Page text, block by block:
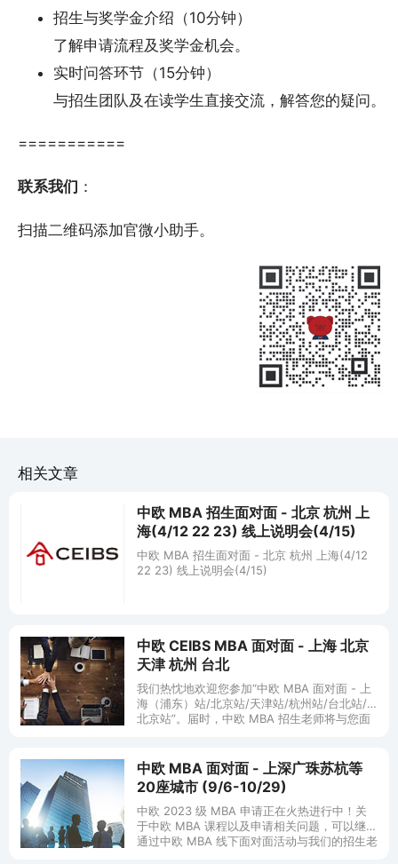
招生与奖学金介绍（10分钟）
了解申请流程及奖学金机会。
实时问答环节（15分钟）
与招生团队及在读学生直接交流，解答您的疑问。
===========
联系我们 ：
扫描二维码添加官微小助手。
相关文章
中欧 MBA 招生面对面 - 北京 杭州 上
海(4/12 22 23) 线上说明会(4/15)
中欧 MBA 招生面对面 - 北京 杭州 上海(4/12
22 23) 线上说明会(4/15)
中欧 CEIBS MBA 面对面 - 上海 北京
天津 杭州 台北
我们热忱地欢迎您参加“中欧 MBA 面对面 - 上
海（浦东）站/北京站/天津站/杭州站/台北站/
北京站”。届时，中欧 MBA 招生老师将与您面
中欧 MBA 面对面 - 上深广珠苏杭等
20座城市 (9/6-10/29)
中欧 2023 级 MBA 申请正在火热进行中！关
于中欧 MBA 课程以及申请相关问题，可以继续
通过中欧 MBA 线下面对面活动与我们的招生老